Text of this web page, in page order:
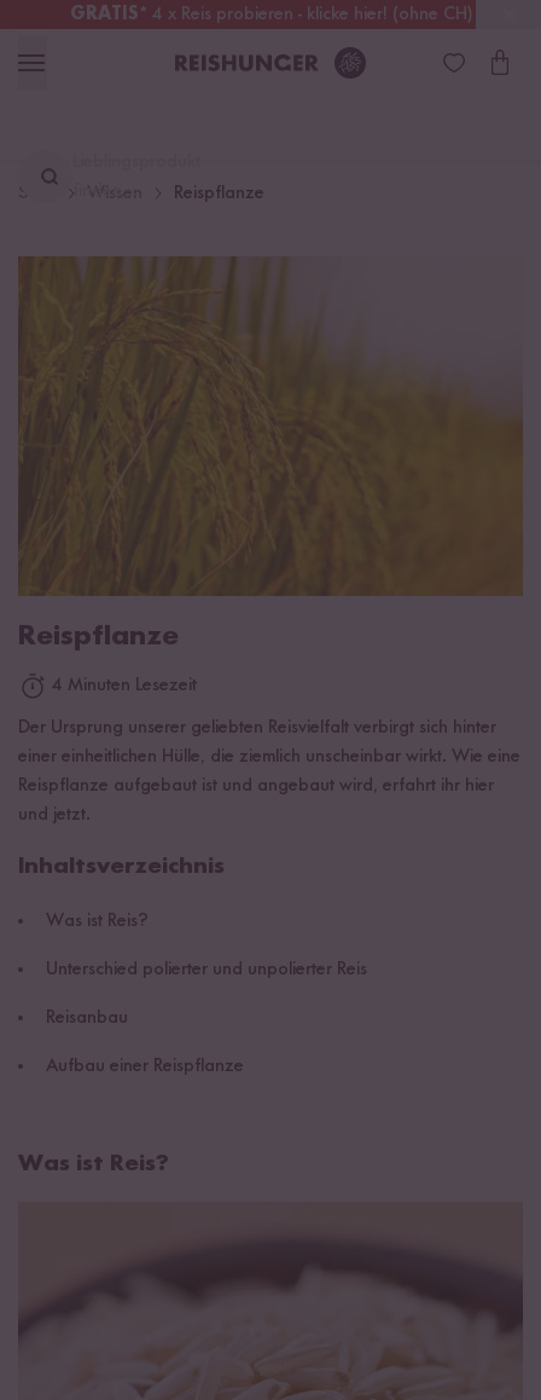
GRATIS* 4 x Reis probieren - klicke hier! (ohne CH)
Schweiz Alle Zölle & Steuern inklusive
finden ...
Reispflanze
Reispflanze
4 Minuten Lesezeit
Der Ursprung unserer geliebten Reisvielfalt verbirgt sich hinter
einer einheitlichen Hülle, die ziemlich unscheinbar wirkt. Wie eine
Reispflanze aufgebaut ist und angebaut wird, erfahrt ihr hier
und jetzt.
Inhaltsverzeichnis
Was ist Reis?
Unterschied polierter und unpolierter Reis
Reisanbau
Aufbau einer Reispflanze
Was ist Reis?